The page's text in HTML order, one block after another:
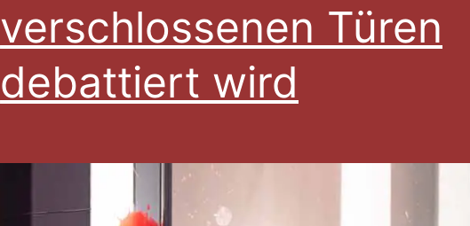
verschlossenen Türen
debattiert wird